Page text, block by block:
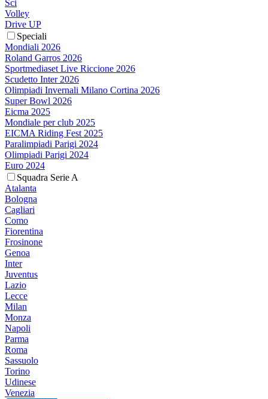
Sci
Volley
Drive UP
Speciali
Mondiali 2026
Roland Garros 2026
Sportmediaset Live Riccione 2026
Scudetto Inter 2026
Olimpiadi Invernali Milano Cortina 2026
Super Bowl 2026
Eicma 2025
Mondiale per club 2025
EICMA Riding Fest 2025
Paralimpiadi Parigi 2024
Olimpiadi Parigi 2024
Euro 2024
Squadra Serie A
Atalanta
Bologna
Cagliari
Como
Fiorentina
Frosinone
Genoa
Inter
Juventus
Lazio
Lecce
Milan
Monza
Napoli
Parma
Roma
Sassuolo
Torino
Udinese
Venezia